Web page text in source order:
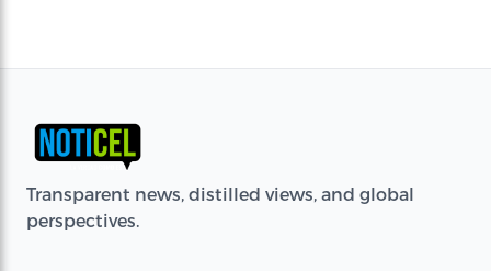
Transparent news, distilled views, and global
perspectives.